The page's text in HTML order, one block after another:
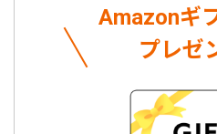
Amazonギ
プレゼ